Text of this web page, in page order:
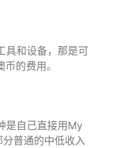
具和设备，那是可
的费用。
是自己直接用My
普通的中低收入